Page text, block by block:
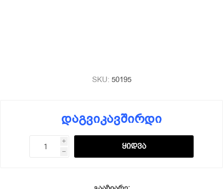
SKU: 50195
დაგვიკავშირდი
i
h